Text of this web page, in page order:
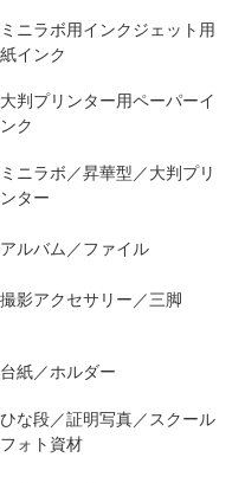
ミニラボ用インクジェット用
紙インク
大判プリンター用ペーパーイ
ンク
ミニラボ／昇華型／大判プリ
ンター
アルバム／ファイル
撮影アクセサリー／三脚
台紙／ホルダー
ひな段／証明写真／スクール
フォト資材